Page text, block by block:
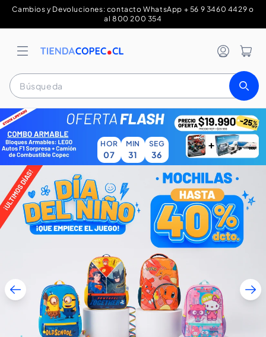
directamente
Cambios y Devoluciones: contacto WhatsApp + 56 9 3460 4429 o
al 800 200 354
Tienda Copec Iniciar
Búsqueda
HOR
07
MIN
31
SEG
35